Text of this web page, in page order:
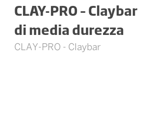
CLAY-PRO – Claybar
di media durezza
CLAY-PRO - Claybar